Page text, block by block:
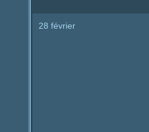
28 février